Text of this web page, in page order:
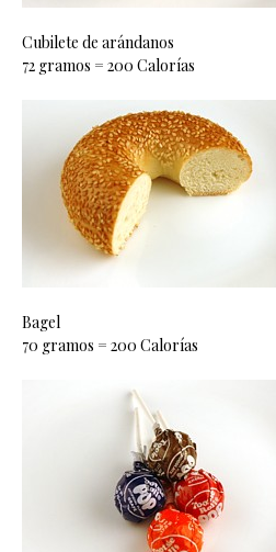
Cubilete de arándanos
72 gramos = 200 Calorías
Bagel
70 gramos = 200 Calorías